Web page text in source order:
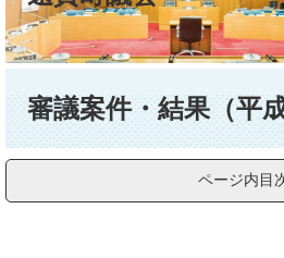
文
へ
審議案件・結果（平成
ページ内目